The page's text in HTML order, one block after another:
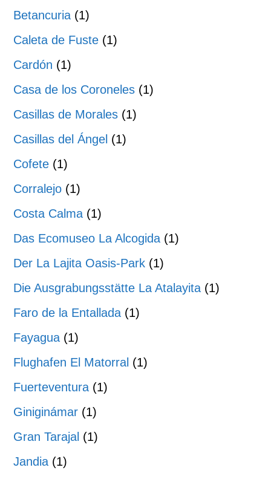
Betancuria (1)
Caleta de Fuste (1)
Cardón (1)
Casa de los Coroneles (1)
Casillas de Morales (1)
Casillas del Ángel (1)
Cofete (1)
Corralejo (1)
Costa Calma (1)
Das Ecomuseo La Alcogida (1)
Der La Lajita Oasis-Park (1)
Die Ausgrabungsstätte La Atalayita (1)
Faro de la Entallada (1)
Fayagua (1)
Flughafen El Matorral (1)
Fuerteventura (1)
Giniginámar (1)
Gran Tarajal (1)
Jandia (1)